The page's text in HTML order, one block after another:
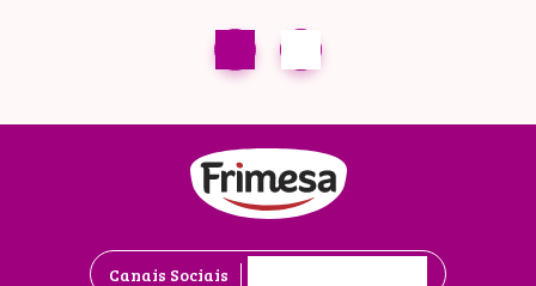
Canais Sociais